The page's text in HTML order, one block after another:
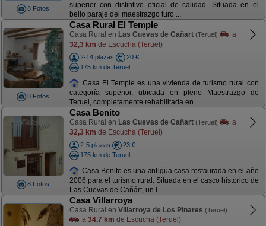
8 Fotos
superior con distintivo oficial de calidad. Situada en el
bello paraje del maestrazgo turo ...
8 Fotos
Casa Rural El Temple
Casa Rural en Las Cuevas de Cañart (Teruel)
a
32,3 km de Escucha (Teruel)
2-14 plazas
20 €
175 km de Teruel
Casa El Temple es una vivienda de turismo rural con
categoría superior, ubicada en pleno Maestrazgo de
Teruel, completamente rehabilitada en ...
8 Fotos
Casa Benito
Casa Rural en Las Cuevas de Cañart (Teruel)
a
32,3 km de Escucha (Teruel)
2-5 plazas
23 €
175 km de Teruel
Casa Benito es una antigüa casa restaurada en el año
2006 para el turismo rural. Situada en el casco histórico de
Las Cuevas de Cañárt, un l ...
Casa Villarroya
Casa Rural en Villarroya de Los Pinares (Teruel)
a 34,7 km de Escucha (Teruel)